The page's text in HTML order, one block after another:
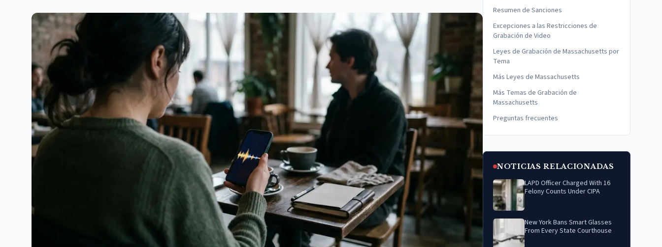
Resumen de Sanciones
Excepciones a las Restricciones de
Grabación de Video
Leyes de Grabación de Massachusetts por
Tema
Más Leyes de Massachusetts
Más Temas de Grabación de
Massachusetts
Preguntas frecuentes
NOTICIAS RELACIONADAS
LAPD Officer Charged With 16
Felony Counts Under CIPA
New York Bans Smart Glasses
From Every State Courthouse